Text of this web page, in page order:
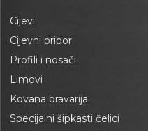
Cijevi
Cijevni pribor
Profili i nosači
Limovi
Kovana bravarija
Specijalni šipkasti čelici